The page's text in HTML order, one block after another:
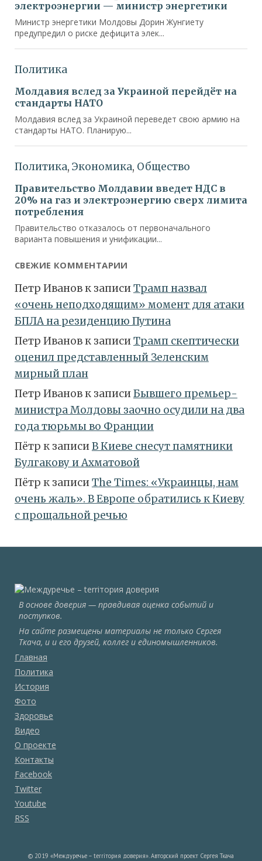
СВЕЖИЕ КОММЕНТАРИИ
Петр Ивановк записиТрамп назвал
«очень неподходящим» момент для атаки
БПЛА на резиденцию Путина
Петр Ивановк записиТрамп скептически
оценил представленный Зеленским
мирный план
Петр Ивановк записиБывшего премьер-
министра Молдовы заочно осудили на два
года тюрьмы во Франции
Пётр к записиВ Киеве снесут памятники
Булгакову и Ахматовой
Пётр к записиТhe Times: «Украинцы, нам
очень жаль». В Европе обратились к Киеву
с прощальной речью
В основе доверия — правдивая оценка событий и
поступков.
На сайте размещены материалы не только Сергея
Ткача, и и его друзей, коллег и единомышленников.
Главная
Политика
История
Фото
Здоровье
Видео
О проекте
Контакты
Facebook
Twitter
Youtube
RSS
© 2019 «Междуречье – terriтория доверия». Авторский проект Сергея Ткача